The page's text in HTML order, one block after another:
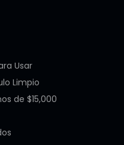
Usar
Limpio
de $15,000